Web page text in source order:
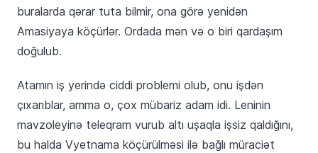
buralarda qərar tuta bilmir, ona görə yenidən
Amasiyaya köçürlər. Ordada mən və o biri qardaşım
doğulub.
Atamın iş yerində ciddi problemi olub, onu işdən
çıxarıblar, amma o, çox mübariz adam idi. Leninin
mavzoleyinə teleqram vurub altı uşaqla işsiz qaldığını,
bu halda Vyetnama köçürülməsi ilə bağlı müraciət